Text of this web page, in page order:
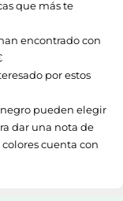
que más te
encontrado con
por estos
pueden elegir
dar una nota de
cuenta con